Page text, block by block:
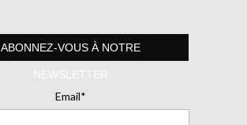
ABONNEZ-VOUS À NOTRE
NEWSLETTER
Email*